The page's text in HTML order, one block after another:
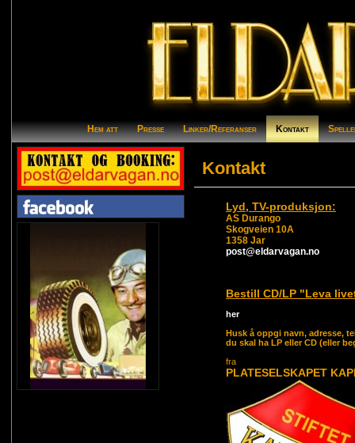
Hem att Presse Linker/Referanser Kontakt
Kontakt
Lyd, TV-produksjon:
AS Durango
Skogveien 10A
1358 Jar
post@eldarvagan.no
Bestill CD/LP "Leva
her
Husk å oppgi navn, adresse,
du skal ha LP eller CD (eller
fra
PLATESELSKAPET